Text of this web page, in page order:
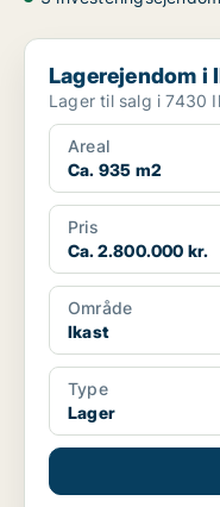
Lagerejendom i Ikast
Lagerejendom i
Lager til salg i 7430
Areal
Ca. 935 m2
Pris
Ca. 2.800.000 kr.
Område
Ikast
Type
Lager